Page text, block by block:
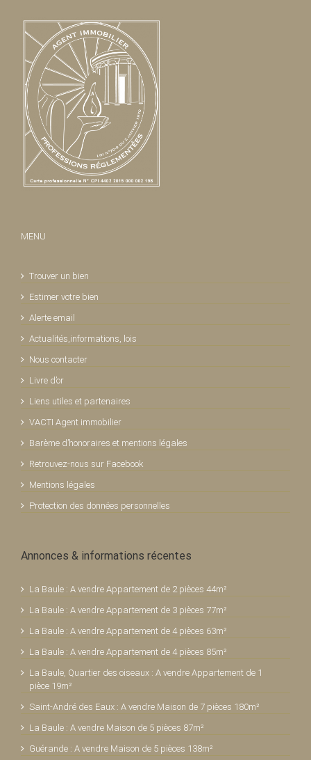
MENU
Trouver un bien
Estimer votre bien
Alerte email
Actualités,informations, lois
Nous contacter
Livre d’or
Liens utiles et partenaires
VACTI Agent immobilier
Barème d’honoraires et mentions légales
Retrouvez-nous sur Facebook
Mentions légales
Protection des données personnelles
Annonces & informations récentes
La Baule : A vendre Appartement de 2 pièces 44m²
La Baule : A vendre Appartement de 3 pièces 77m²
La Baule : A vendre Appartement de 4 pièces 63m²
La Baule : A vendre Appartement de 4 pièces 85m²
La Baule, Quartier des oiseaux : A vendre Appartement de 1
pièce 19m²
Saint-André des Eaux : A vendre Maison de 7 pièces 180m²
La Baule : A vendre Maison de 5 pièces 87m²
Guérande : A vendre Maison de 5 pièces 138m²